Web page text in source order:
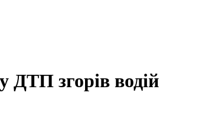
ДТП згорів водій